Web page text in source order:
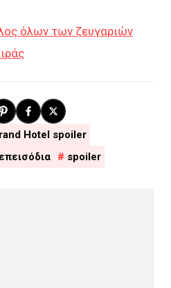
όλων των ζευγαριών
Hotel spoiler
spoiler